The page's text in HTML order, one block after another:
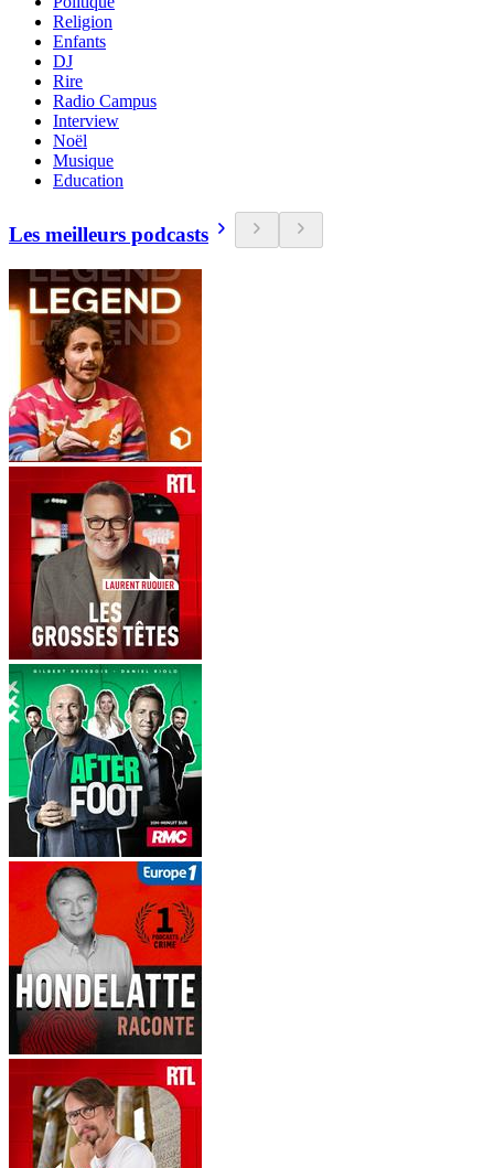
Religion
Enfants
DJ
Rire
Radio Campus
Interview
Noël
Musique
Education
Les meilleurs podcasts